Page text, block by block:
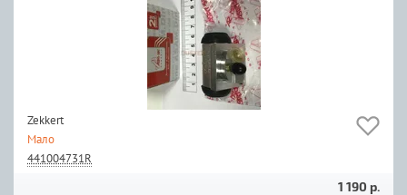
Zekkert
Мало
441004731R
1 190 р.